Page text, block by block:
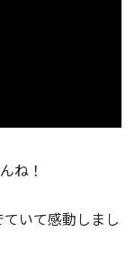
ね！
いて感動しまし